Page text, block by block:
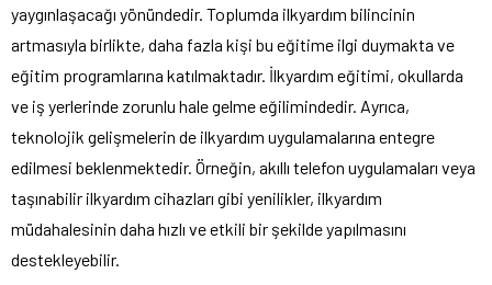
yaygınlaşacağı yönündedir. Toplumda ilkyardım bilincinin
artmasıyla birlikte, daha fazla kişi bu eğitime ilgi duymakta ve
eğitim programlarına katılmaktadır. İlkyardım eğitimi, okullarda
ve iş yerlerinde zorunlu hale gelme eğilimindedir. Ayrıca,
teknolojik gelişmelerin de ilkyardım uygulamalarına entegre
edilmesi beklenmektedir. Örneğin, akıllı telefon uygulamaları veya
taşınabilir ilkyardım cihazları gibi yenilikler, ilkyardım
müdahalesinin daha hızlı ve etkili bir şekilde yapılmasını
destekleyebilir.